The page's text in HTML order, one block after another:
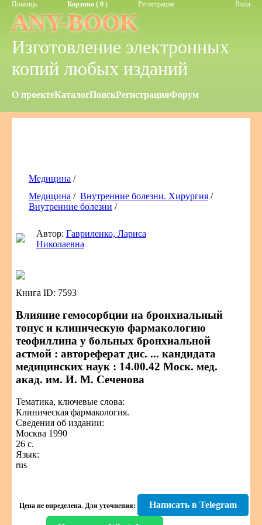
Помощь Корзина ( 0 ) Регистрация Вход
ANY-BOOK
Изготовление электронных
копий любых изданий
О проектеКаталогПоискРегистрацияФорум
Медицина /
Медицина / Внутренние болезни. Хирургия /
Внутренние болезни /
Автор: Гавриленко, Лариса
Николаевна
Книга ID: 7593
Влияние гемосорбции на бронхиальный
тонус и клиническую фармакологию
теофиллина у больных бронхиальной
астмой : автореферат дис. ... кандидата
медицинских наук : 14.00.42 Моск. мед.
акад. им. И. М. Сеченова
Тематика, ключевые слова:
Клиническая фармакология.
Сведения об издании:
Москва 1990
26 с.
Язык:
rus
Цена не определена. Для уточнения: Написать в Telegram